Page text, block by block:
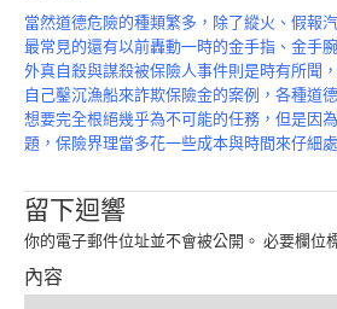
服務項目
Service
火災保額
估算系統
商品簡介
當然道德危險的種類繁多，除了縱火、假報
最常見的還有以前轟動一時的金手指、金手
外真自殺與謀殺被保險人事件則是時有所聞
自己鑿沉漁船來詐欺保險金的案例，各種道
想要完全根絕幾乎為不可能的任務，但是因
題，保險界理當多花一些成本與時間來仔細
留下迴響
你的電子郵件位址並不會被公開。 必要欄位
內容